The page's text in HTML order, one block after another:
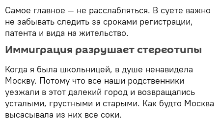
Самое главное — не расслабляться. В суете важно
не забывать следить за сроками регистрации,
патента и вида на жительство.
Иммиграция разрушает стереотипы
Когда я была школьницей, в душе ненавидела
Москву. Потому что все наши родственники
уезжали в этот далекий город и возвращались
усталыми, грустными и старыми. Как будто Москва
высасывала из них все соки.